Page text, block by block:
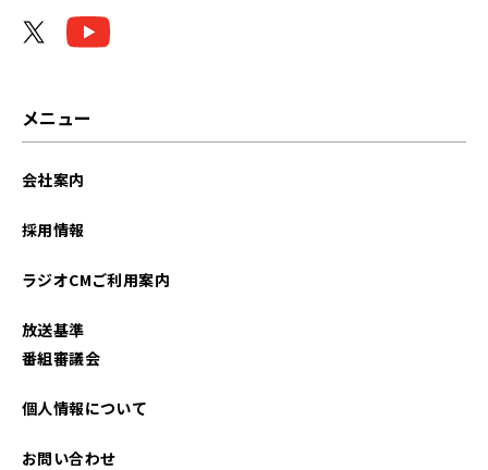
メニュー
会社案内
採用情報
ラジオCMご利用案内
放送基準
番組審議会
個人情報について
お問い合わせ